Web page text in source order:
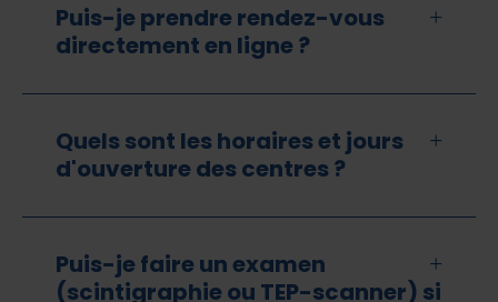
ACCUEIL
LES EXAMENS
FAQ
PRENDRE RDV
Puis-je prendre rendez-vous
directement en ligne ?
Quels sont les horaires et jours
d'ouverture des centres ?
Puis-je faire un examen
(scintigraphie ou TEP-scanner) si